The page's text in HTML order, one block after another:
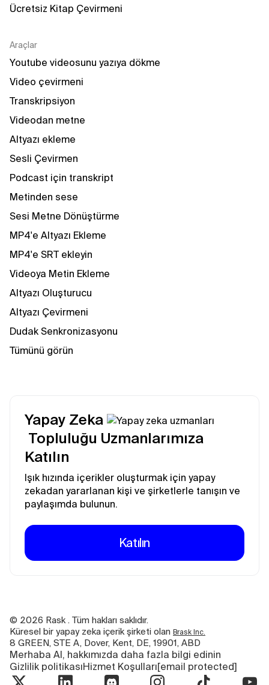
Ücretsiz Kitap Çevirmeni
Araçlar
Youtube videosunu yazıya dökme
Video çevirmeni
Transkripsiyon
Videodan metne
Altyazı ekleme
Sesli Çevirmen
Podcast için transkript
Metinden sese
Sesi Metne Dönüştürme
MP4'e Altyazı Ekleme
MP4'e SRT ekleyin
Videoya Metin Ekleme
Altyazı Oluşturucu
Altyazı Çevirmeni
Dudak Senkronizasyonu
Tümünü görün
Yapay Zeka
Topluluğu Uzmanlarımıza
Katılın
Işık hızında içerikler oluşturmak için yapay
zekadan yararlanan kişi ve şirketlerle tanışın ve
paylaşımda bulunun.
Katılın
© 2026 Rask . Tüm hakları saklıdır.
Küresel bir yapay zeka içerik şirketi olan Brask Inc.
8 GREEN, STE A, Dover, Kent, DE, 19901, ABD
Merhaba AI, hakkımızda daha fazla bilgi edinin
Gizlilik politikasıHizmet Koşulları[email protected]